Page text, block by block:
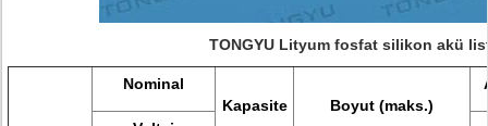
TONGYU Lityum fosfat silikon akü
Nominal
Kapasite
Boyut (maks.)